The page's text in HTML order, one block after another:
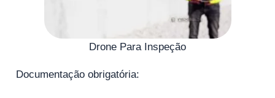
Drone Para Inspeção
Documentação obrigatória: